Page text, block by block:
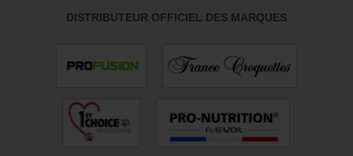
DISTRIBUTEUR OFFICIEL DES MARQUES